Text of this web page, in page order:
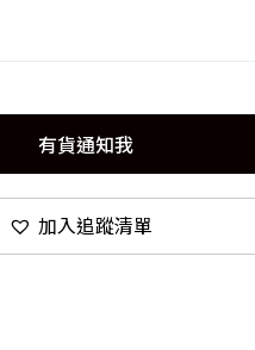
有貨通知我
加入追蹤清單